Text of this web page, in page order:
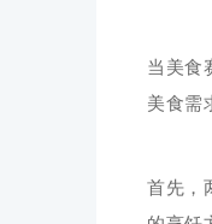
当美食
美食需
首先，